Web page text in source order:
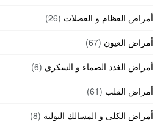
أمراض العظام و العضلات (26)
أمراض العيون (67)
أمراض الغدد الصماء و السكري (6)
أمراض القلب (61)
أمراض الكلى و المسالك البولية (8)